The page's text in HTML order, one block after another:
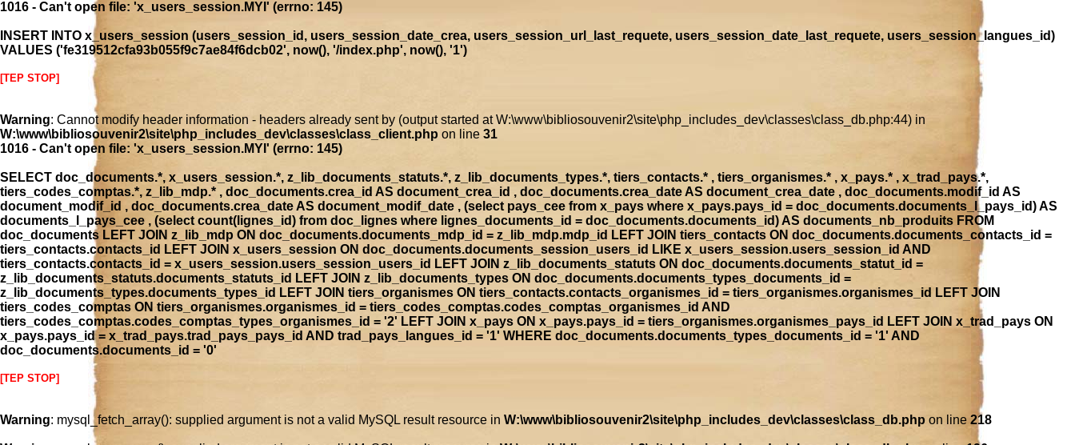
1016 - Can't open file: 'x_users_session.MYI' (errno: 145)
INSERT INTO x_users_session (users_session_id, users_session_date_crea, users_session_url_last_requete, users_session_date_last_requete, users_session_langues_id)
VALUES ('fe319512cfa93b055f9c7ae84f6dcb02', now(), '/index.php', now(), '1')
[TEP STOP]
Warning: Cannot modify header information - headers already sent by (output started at W:\www\bibliosouvenir2\site\php_includes_dev\classes\class_db.php:44) in
W:\www\bibliosouvenir2\site\php_includes_dev\classes\class_client.php on line 31
1016 - Can't open file: 'x_users_session.MYI' (errno: 145)
SELECT doc_documents.*, x_users_session.*, z_lib_documents_statuts.*, z_lib_documents_types.*, tiers_contacts.* , tiers_organismes.* , x_pays.* , x_trad_pays.*,
tiers_codes_comptas.*, z_lib_mdp.* , doc_documents.crea_id AS document_crea_id , doc_documents.crea_date AS document_crea_date , doc_documents.modif_id AS
document_modif_id , doc_documents.crea_date AS document_modif_date , (select pays_cee from x_pays where x_pays.pays_id = doc_documents.documents_l_pays_id) AS
documents_l_pays_cee , (select count(lignes_id) from doc_lignes where lignes_documents_id = doc_documents.documents_id) AS documents_nb_produits FROM
doc_documents LEFT JOIN z_lib_mdp ON doc_documents.documents_mdp_id = z_lib_mdp.mdp_id LEFT JOIN tiers_contacts ON doc_documents.documents_contacts_id =
tiers_contacts.contacts_id LEFT JOIN x_users_session ON doc_documents.documents_session_users_id LIKE x_users_session.users_session_id AND
tiers_contacts.contacts_id = x_users_session.users_session_users_id LEFT JOIN z_lib_documents_statuts ON doc_documents.documents_statut_id =
z_lib_documents_statuts.documents_statuts_id LEFT JOIN z_lib_documents_types ON doc_documents.documents_types_documents_id =
z_lib_documents_types.documents_types_id LEFT JOIN tiers_organismes ON tiers_contacts.contacts_organismes_id = tiers_organismes.organismes_id LEFT JOIN
tiers_codes_comptas ON tiers_organismes.organismes_id = tiers_codes_comptas.codes_comptas_organismes_id AND
tiers_codes_comptas.codes_comptas_types_organismes_id = '2' LEFT JOIN x_pays ON x_pays.pays_id = tiers_organismes.organismes_pays_id LEFT JOIN x_trad_pays ON
x_pays.pays_id = x_trad_pays.trad_pays_pays_id AND trad_pays_langues_id = '1' WHERE doc_documents.documents_types_documents_id = '1' AND
doc_documents.documents_id = '0'
[TEP STOP]
Warning: mysql_fetch_array(): supplied argument is not a valid MySQL result resource in W:\www\bibliosouvenir2\site\php_includes_dev\classes\class_db.php on line 218